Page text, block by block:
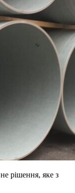
рішення, яке з